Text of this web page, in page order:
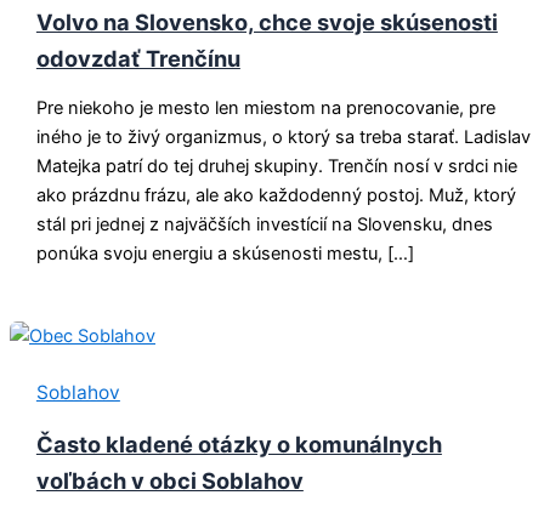
Volvo na Slovensko, chce svoje skúsenosti
odovzdať Trenčínu
Pre niekoho je mesto len miestom na prenocovanie, pre
iného je to živý organizmus, o ktorý sa treba starať. Ladislav
Matejka patrí do tej druhej skupiny. Trenčín nosí v srdci nie
ako prázdnu frázu, ale ako každodenný postoj. Muž, ktorý
stál pri jednej z najväčších investícií na Slovensku, dnes
ponúka svoju energiu a skúsenosti mestu, […]
Soblahov
Často kladené otázky o komunálnych
voľbách v obci Soblahov